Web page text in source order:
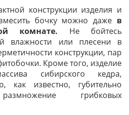
конструкции изделия и
бочку можно даже в
комнате. Не бойтесь
влажности или плесени в
конструкции, пар
Кроме того, изделие
сибирского кедра,
как известно, губительно
грибковых